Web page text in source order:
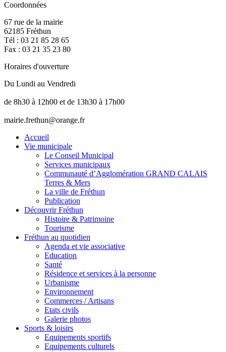
Coordonnées
67 rue de la mairie
62185 Fréthun
Tél : 03 21 85 28 65
Fax : 03 21 35 23 80
Horaires d'ouverture
Du Lundi au Vendredi
de 8h30 à 12h00 et de 13h30 à 17h00
mairie.frethun@orange.fr
Accueil
Vie municipale
Le Conseil Municipal
Services municipaux
Communauté d’Agglomération GRAND CALAIS
Terres & Mers
La ville de Fréthun
Publication
Découvrir Fréthun
Histoire & Patrimoine
Tourisme
Fréthun au quotidien
Agenda et vie associative
Education
Santé
Résidence et services à la personne
Urbanisme
Environnement
Commerces / Artisans
Etats civils
Galerie photos
Sports & loisirs
Equipements sportifs
Equipements culturels